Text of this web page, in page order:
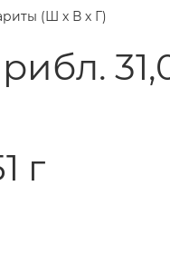
(Ш х В х Г)
г